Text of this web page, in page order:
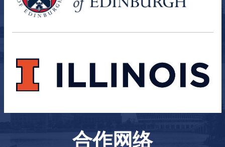
合作网络